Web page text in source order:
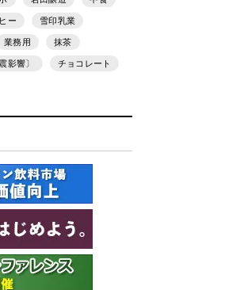
ー 雪印乳業
業務用 抹茶
影響〕 チョコレート